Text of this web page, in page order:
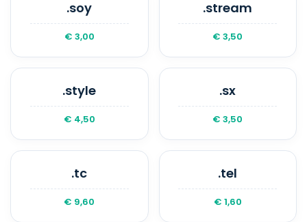
.soy
€ 3,00
.stream
€ 3,50
.style
€ 4,50
.sx
€ 3,50
.tc
€ 9,60
.tel
€ 1,60